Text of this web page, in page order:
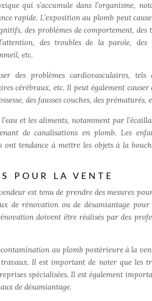
qui s’accumule dans l’organisme,
rapide. L’exposition au plomb peut
des problèmes de comportement, des
des troubles de la parole, des
etc.
des problèmes cardiovasculaires, tels
cérébraux, etc. Il peut également
des fausses couches, des prématurés,
et les aliments, notamment par
de canalisations en plomb. Les
tendance à mettre les objets à la
POUR LA VENTE
est tenu de prendre des mesures
de rénovation ou de désamiantage
doivent être réalisés par des
au plomb postérieure à la
Il est important de noter que les
spécialisées. Il est également
de désamiantage.